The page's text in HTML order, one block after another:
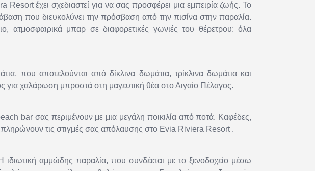
Resort έχει σχεδιαστεί για να σας προσφέρει μια εμπειρία ζωής. Το
που διευκολύνει την πρόσβαση από την πισίνα στην παραλία.
ατμοσφαιρικά μπαρ σε διαφορετικές γωνιές του θέρετρου: όλα
που αποτελούνται από δίκλινα δωμάτια, τρίκλινα δωμάτια και
για χαλάρωση μπροστά στη μαγευτική θέα στο Αιγαίο Πέλαγος.
bar σας περιμένουν με μια μεγάλη ποικιλία από ποτά. Καφέδες,
τις στιγμές σας απόλαυσης στο Evia Riviera Resort .
αμμώδης παραλία, που συνδέεται με το ξενοδοχείο μέσω